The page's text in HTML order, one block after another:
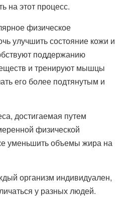
на этот процесс.
физическое
улучшить состояние кожи и
поддержанию
и тренируют мышцы
его более подтянутым и
достигаемая путем
физической
уменьшить объемы жира на
организм индивидуален,
у разных людей.